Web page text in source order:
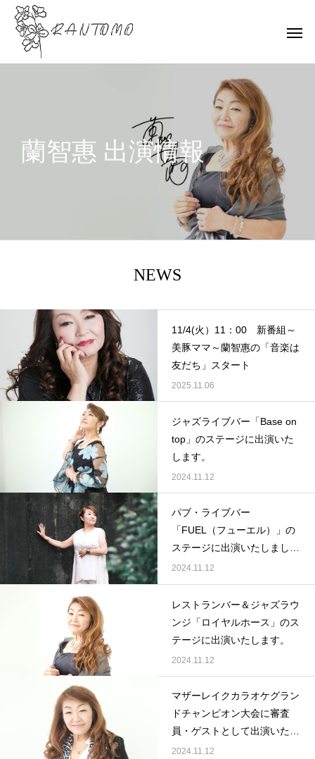
蘭智惠 出演情報
NEWS
11/4(火）11：00 新番組～
美豚ママ～蘭智惠の「音楽は
友だち」スタート
2025.11.06
ジャズライブバー「Base on
top」のステージに出演いた
します。
2024.11.12
パブ・ライブバー
「FUEL（フューエル）」の
ステージに出演いたしまし
た。
2024.11.12
レストランバー＆ジャズラウ
ンジ「ロイヤルホース」のス
テージに出演いたします。
2024.11.12
マザーレイクカラオケグラン
ドチャンピオン大会に審査
員・ゲストとして出演いたし
ます。
2024.11.12